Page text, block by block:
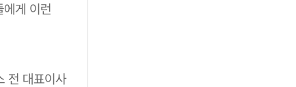
게 이런
전 대표이사